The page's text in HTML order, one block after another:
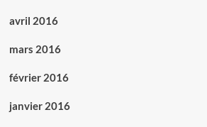
avril 2016
mars 2016
février 2016
janvier 2016